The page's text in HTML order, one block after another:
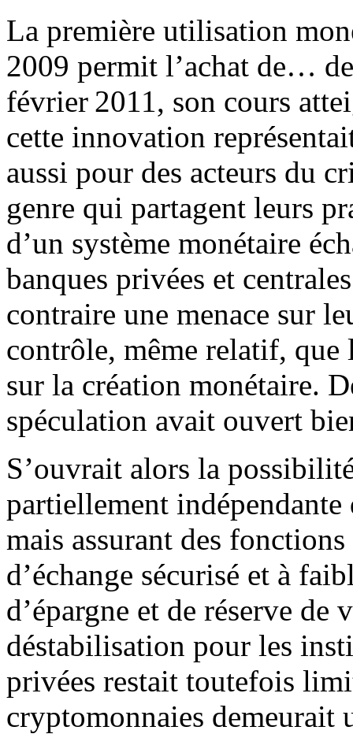
La première utilisation
2009 permit l’achat de…
février 2011, son cours
cette innovation
aussi pour des acteurs du
genre qui partagent leurs
d’un système monétaire
banques privées et
contraire une menace sur
contrôle, même relatif, que
sur la création monétaire.
spéculation avait ouvert
S’ouvrait alors la
partiellement indépendante
mais assurant des
d’échange sécurisé et à
d’épargne et de réserve de
déstabilisation pour les
privées restait toutefois
cryptomonnaies demeurait